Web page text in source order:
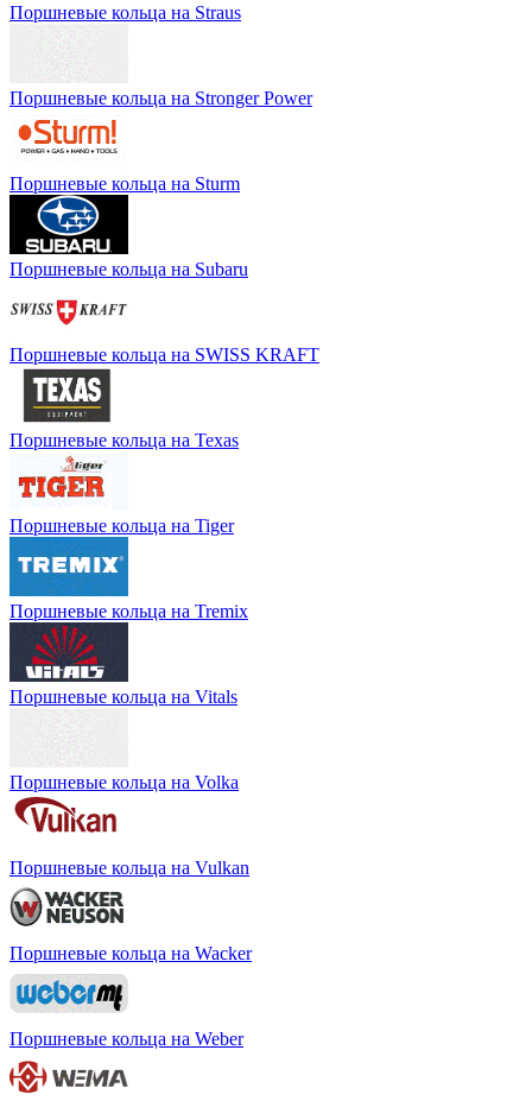
Поршневые кольца на Straus
Поршневые кольца на Stronger Power
Поршневые кольца на Sturm
Поршневые кольца на Subaru
Поршневые кольца на SWISS KRAFT
Поршневые кольца на Texas
Поршневые кольца на Tiger
Поршневые кольца на Tremix
Поршневые кольца на Vitals
Поршневые кольца на Volka
Поршневые кольца на Vulkan
Поршневые кольца на Wacker
Поршневые кольца на Weber